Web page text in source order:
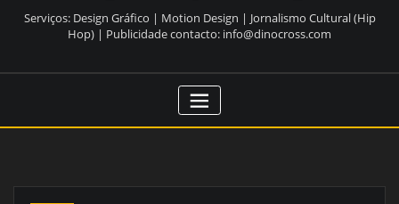
Serviços: Design Gráfico | Motion Design | Jornalismo Cultural (Hip
Hop) | Publicidade contacto: info@dinocross.com